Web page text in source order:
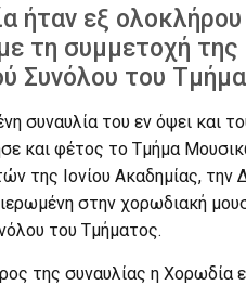
ήταν εξ
τη συμμετοχή
Συνόλου του
συναυλία του εν όψει και
και φέτος το Τμήμα
της Ιονίου Ακαδημίας,
στην χορωδιακή
του Τμήματος.
της συναυλίας η Χορωδία